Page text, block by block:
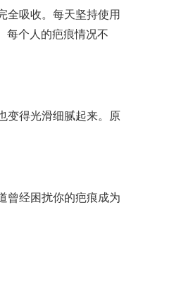
全吸收。每天坚持使用
每个人的疤痕情况不
变得光滑细腻起来。原
曾经困扰你的疤痕成为